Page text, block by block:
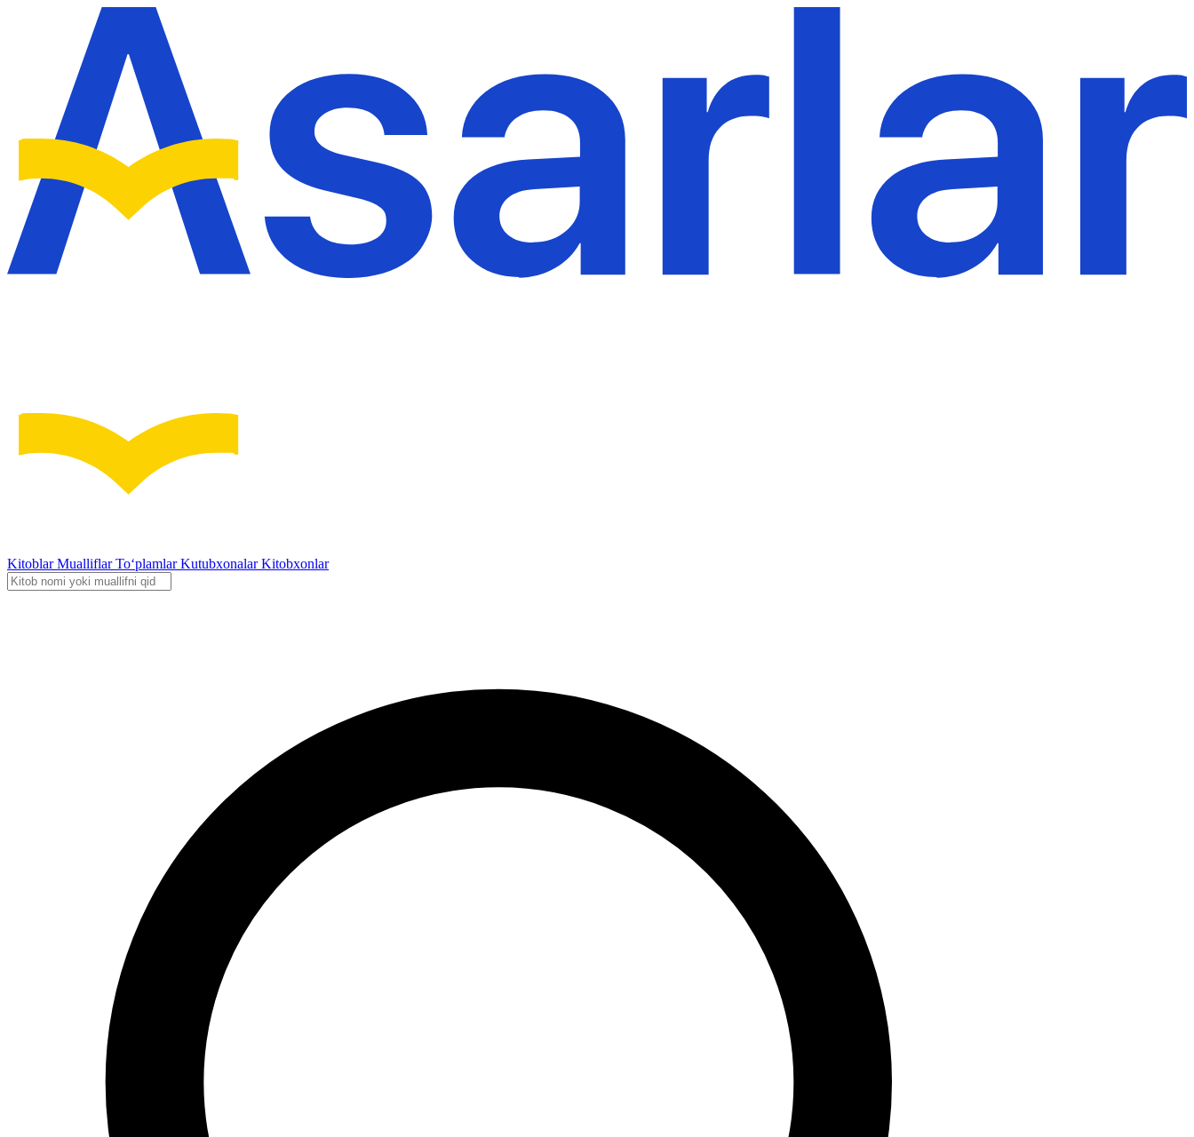
KitoblarMualliflarTo‘plamlarKutubxonalarKitobxonlar